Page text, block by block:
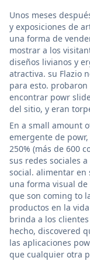
Unos meses
y exposiciones de
una forma de
mostrar a los
diseños livianos y
atractiva. su Flazio
para esto.
encontrar powr
del sitio, y eran
En a small amount
emergente de
250% (más de 600
sus redes sociales
social. alimentar en
una forma visual
que son coming to
productos en la
brinda a los
hecho, discovered
las aplicaciones
que cualquier otra